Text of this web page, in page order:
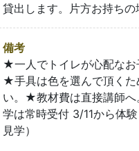
貸出します。片方お持ちの
備考
★一人でトイレが心配なお
★手具は色を選んで頂くた
い。★教材費は直接講師へ
学は常時受付 3/11から体
見学）